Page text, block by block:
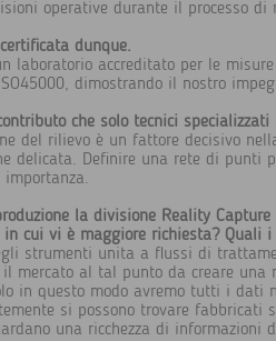
operative durante il processo di
dunque.
laboratorio accreditato per le
ISO45000, dimostrando il nostro
che solo tecnici
del rilievo è un fattore decisivo
delicata. Definire una rete di
la divisione Reality
cui vi è maggiore richiesta? Quali
strumenti unita a flussi di
il mercato al tal punto da creare
in questo modo avremo tutti i dati
si possono trovare fabbricati
una ricchezza di informazioni